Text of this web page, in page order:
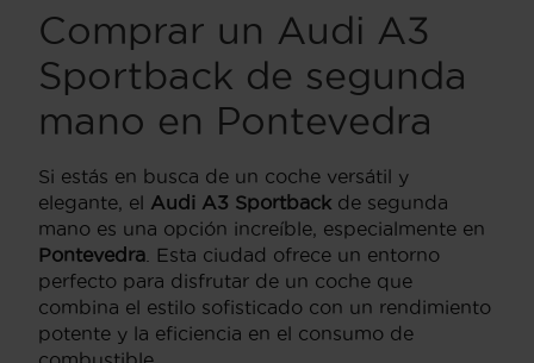
Comprar un Audi A3
Sportback de segunda
mano en Pontevedra
Si estás en busca de un coche versátil y
elegante, el Audi A3 Sportback de segunda
mano es una opción increíble, especialmente en
Pontevedra . Esta ciudad ofrece un entorno
perfecto para disfrutar de un coche que
combina el estilo sofisticado con un rendimiento
potente y la eficiencia en el consumo de